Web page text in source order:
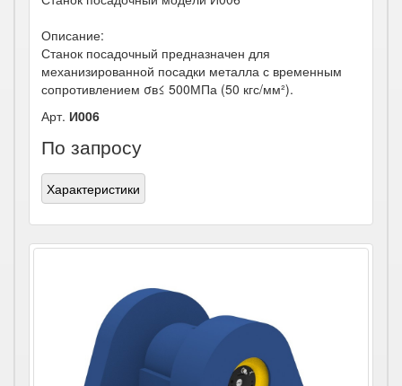
Описание:
Станок посадочный предназначен для
механизированной посадки металла с временным
сопротивлением σв≤ 500МПа (50 кгс/мм²).
Арт. И006
По запросу
Характеристики